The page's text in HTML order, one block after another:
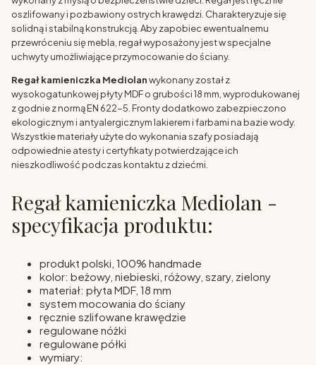
oszlifowany i pozbawiony ostrych krawędzi. Charakteryzuje się
solidną i stabilną konstrukcją. Aby zapobiec ewentualnemu
przewróceniu się mebla, regał wyposażony jest w specjalne
uchwyty umożliwiające przymocowanie do ściany.
Regał kamieniczka Mediolanwykonany został z
wysokogatunkowej płyty MDF o grubości 18 mm, wyprodukowanej
z godnie z normą EN 622-5. Fronty dodatkowo zabezpieczono
ekologicznym i antyalergicznym lakierem i farbami na bazie wody.
Wszystkie materiały użyte do wykonania szafy posiadają
odpowiednie atesty i certyfikaty potwierdzające ich
nieszkodliwość podczas kontaktu z dziećmi.
Regał kamieniczka Mediolan -
specyfikacja produktu:
produkt polski, 100% handmade
kolor: beżowy, niebieski, różowy, szary, zielony
materiał: płyta MDF, 18 mm
system mocowania do ściany
ręcznie szlifowane krawędzie
regulowane nóżki
regulowane półki
wymiary: